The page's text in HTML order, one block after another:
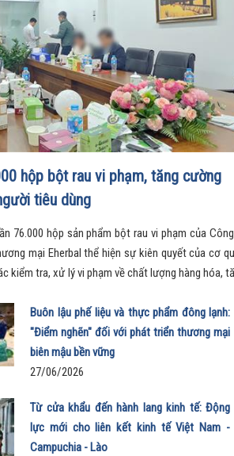
hộp bột rau vi phạm, tăng cường
tiêu dùng
76.000 hộp sản phẩm bột rau vi phạm của
mại Eherbal thể hiện sự kiên quyết của cơ
kiểm tra, xử lý vi phạm về chất lượng hàng hóa,
Buôn lậu phế liệu và thực phẩm đông lạnh:
"Điểm nghẽn" đối với phát triển thương mại
biên mậu bền vững
27/06/2026
Từ cửa khẩu đến hành lang kinh tế: Động
lực mới cho liên kết kinh tế Việt Nam -
Campuchia - Lào